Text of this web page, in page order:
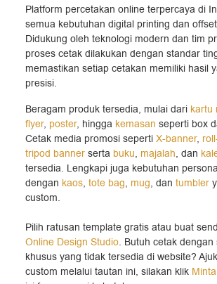
Platform percetakan online terpercaya di
semua kebutuhan digital printing dan
Didukung oleh teknologi modern dan tim
proses cetak dilakukan dengan standar
memastikan setiap cetakan memiliki hasil
presisi.
Beragam produk tersedia, mulai dari kartu
flyer, poster, hingga kemasan seperti box
Cetak media promosi seperti X-banner,
tripod banner serta buku, majalah, dan
tersedia. Lengkapi juga kebutuhan
dengan kaos, tote bag, mug, dan tumbler
custom.
Pilih ratusan template gratis atau buat
Online Design Studio. Butuh cetak dengan
khusus yang tidak tersedia di website?
custom melalui tautan ini, silakan klik